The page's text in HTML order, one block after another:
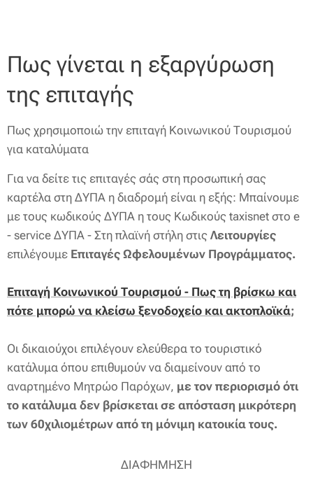
Πως γίνεται η εξαργύρωση
της επιταγής
Πως χρησιμοποιώ την επιταγή Κοινωνικού Τουρισμού
για καταλύματα
Για να δείτε τις επιταγές σάς στη προσωπική σας
καρτέλα στη ΔΥΠΑ η διαδρομή είναι η εξής: Μπαίνουμε
με τους κωδικούς ΔΥΠΑ η τους Κωδικούς taxisnet στο e
- service ΔΥΠΑ - Στη πλαϊνή στήλη στις Λειτουργίες
επιλέγουμε Επιταγές Ωφελουμένων Προγράμματος.
Επιταγή Κοινωνικού Τουρισμού - Πως τη βρίσκω και
πότε μπορώ να κλείσω ξενοδοχείο και ακτοπλοϊκά;
Οι δικαιούχοι επιλέγουν ελεύθερα το τουριστικό
κατάλυμα όπου επιθυμούν να διαμείνουν από το
αναρτημένο Μητρώο Παρόχων, με τον περιορισμό ότι
το κατάλυμα δεν βρίσκεται σε απόσταση μικρότερη
των 60χιλιομέτρων από τη μόνιμη κατοικία τους.
ΔΙΑΦΗΜΗΣΗ